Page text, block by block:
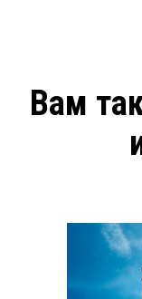
Вам